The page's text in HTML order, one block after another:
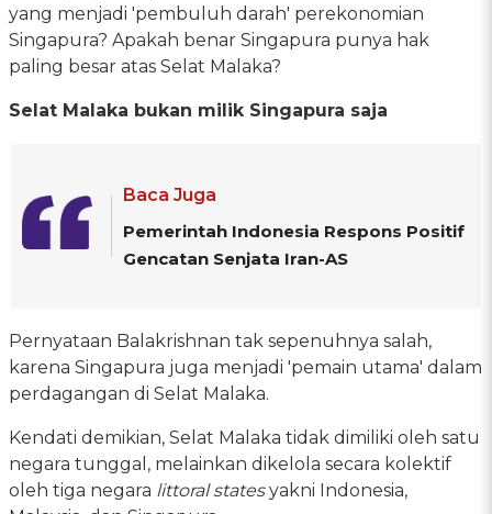
yang menjadi 'pembuluh darah' perekonomian
Singapura? Apakah benar Singapura punya hak
paling besar atas Selat Malaka?
Selat Malaka bukan milik Singapura saja
Baca Juga
Pemerintah Indonesia Respons Positif
Gencatan Senjata Iran-AS
Pernyataan Balakrishnan tak sepenuhnya salah,
karena Singapura juga menjadi 'pemain utama' dalam
perdagangan di Selat Malaka.
Kendati demikian, Selat Malaka tidak dimiliki oleh satu
negara tunggal, melainkan dikelola secara kolektif
oleh tiga negara littoral statesyakni Indonesia,